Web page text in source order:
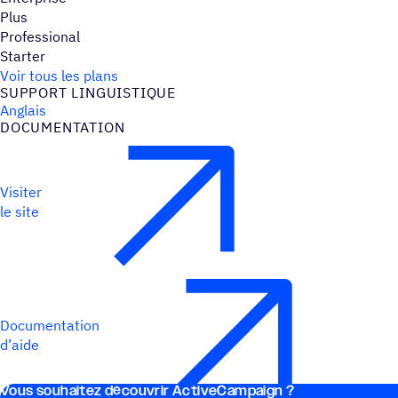
Plus
Professional
Starter
Voir tous les plans
SUPPORT LINGUIS­TIQUE
Anglais
DOCU­MEN­TA­TION
Visiter
le site
Documentation
d’aide
Vous souhai­tez découvrir ActiveCampaign ?